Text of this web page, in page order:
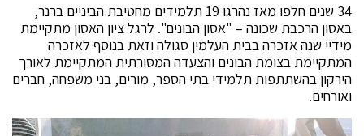
34 שנים חלפו מאז נהרגו 19 תלמידים מחטיבת הביניים ברנר,
באסון הרכבת שכונה – "אסון הבונים". לרגל ציון האסון מתקיימת
מידיי שנה אזכרה בבית העלמין סגולה וזאת בנוסף לאזכרה
המתקיימת בצומת הבונים והצעדה המסורתית המתקיימת לאורך
הירקון בהשתתפות תלמידי בתי הספר, מורים, בני משפחה, חברים
ואורחים.